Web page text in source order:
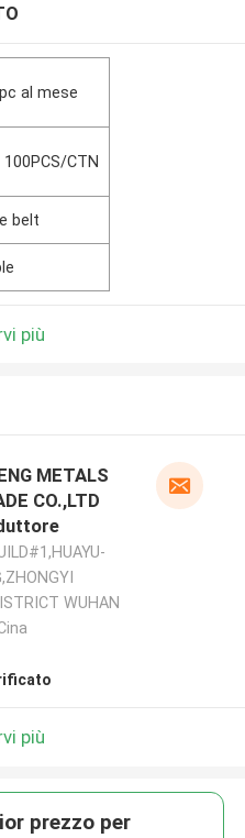
al mese
CTN
belt
più
METALS
CO.,LTD
WUHAN
più
prezzo per